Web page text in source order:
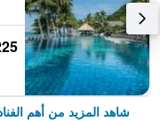
شاهد المزيد من أهم